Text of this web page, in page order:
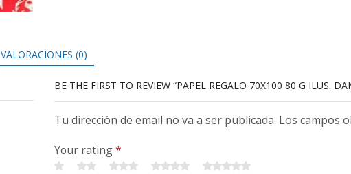
VALORACIONES (0)
BE THE FIRST TO REVIEW “PAPEL REGALO 70X100 80 G ILUS.
Tu dirección de email no va a ser publicada. Los campos
Your rating*